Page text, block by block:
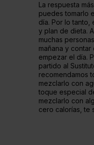
La respuesta
puedes tomarlo
día. Por lo tanto,
y plan de dieta.
muchas
mañana y
empezar el día.
partido al
recomendamos
mezclarlo con
toque especial
mezclarlo con
cero calorías, te